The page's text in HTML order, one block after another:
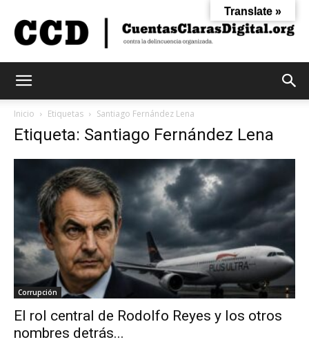
Digital
Inicio Etiquetas Santiago Fernández Lena
Etiqueta: Santiago Fernández Lena
Corrupción
El rol central de Rodolfo Reyes y los otros
nombres detrás...
Translate »